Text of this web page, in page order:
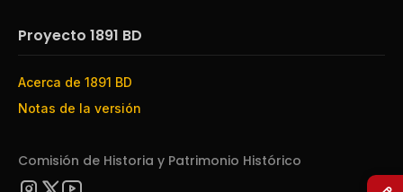
Proyecto 1891 BD
Acerca de 1891 BD
Notas de la versión
Comisión de Historia y Patrimonio Histórico